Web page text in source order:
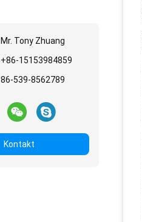
Mr. Tony Zhuang
+86-15153984859
86-539-8562789
Kontakt